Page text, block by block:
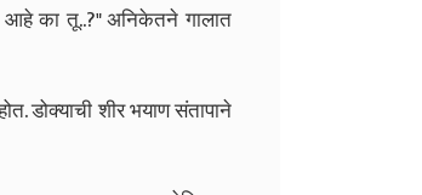
आहे का तू..?" अनिकेतने गालात
डोक्याची शीर भयाण संतापाने